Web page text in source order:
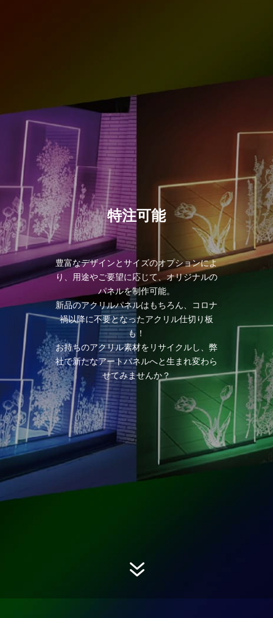
特注可能
豊富なデザインとサイズのオプションによ
り、用途やご要望に応じて、オリジナルの
パネルを制作可能。
新品のアクリルパネルはもちろん、コロナ
禍以降に不要となったアクリル仕切り板
も！
お持ちのアクリル素材をリサイクルし、弊
社で新たなアートパネルへと生まれ変わら
せてみませんか？
7